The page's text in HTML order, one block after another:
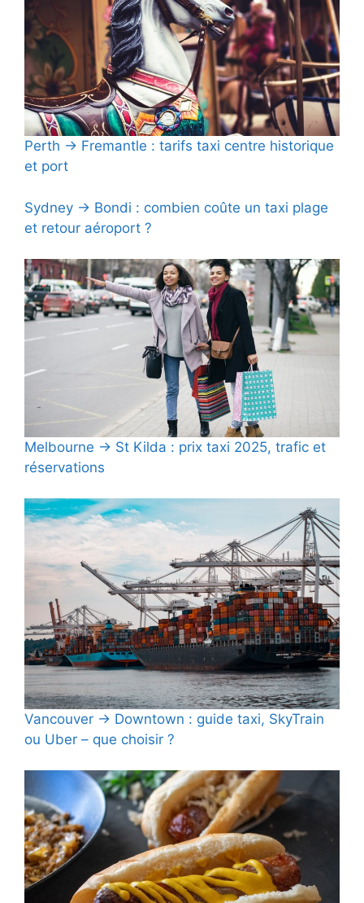
Perth → Fremantle : tarifs taxi centre historique
et port
Sydney → Bondi : combien coûte un taxi plage
et retour aéroport ?
Melbourne → St Kilda : prix taxi 2025, trafic et
réservations
Vancouver → Downtown : guide taxi, SkyTrain
ou Uber – que choisir ?